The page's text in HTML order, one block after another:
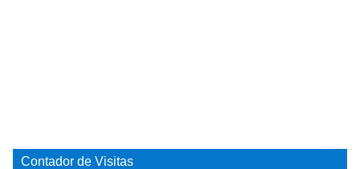
Contador de Visitas